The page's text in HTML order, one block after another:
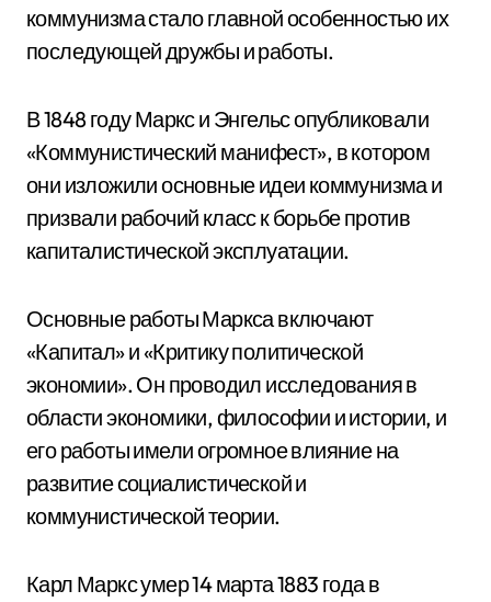
коммунизма стало главной особенностью их
последующей дружбы и работы.
В 1848 году Маркс и Энгельс опубликовали
«Коммунистический манифест», в котором
они изложили основные идеи коммунизма и
призвали рабочий класс к борьбе против
капиталистической эксплуатации.
Основные работы Маркса включают
«Капитал» и «Критику политической
экономии». Он проводил исследования в
области экономики, философии и истории, и
его работы имели огромное влияние на
развитие социалистической и
коммунистической теории.
Карл Маркс умер 14 марта 1883 года в